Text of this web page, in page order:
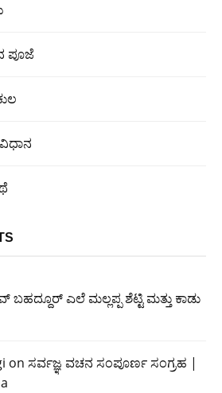
ಪೂಜೆ
ವಿಧಾನ
ಬಹದ್ದೂರ್ ಎಲೆ ಮಲ್ಲಪ್ಪ ಶೆಟ್ಟಿ ಮತ್ತು ಕಾಡು
on ಸರ್ವಜ್ಞ ವಚನ ಸಂಪೂರ್ಣ ಸಂಗ್ರಹ |